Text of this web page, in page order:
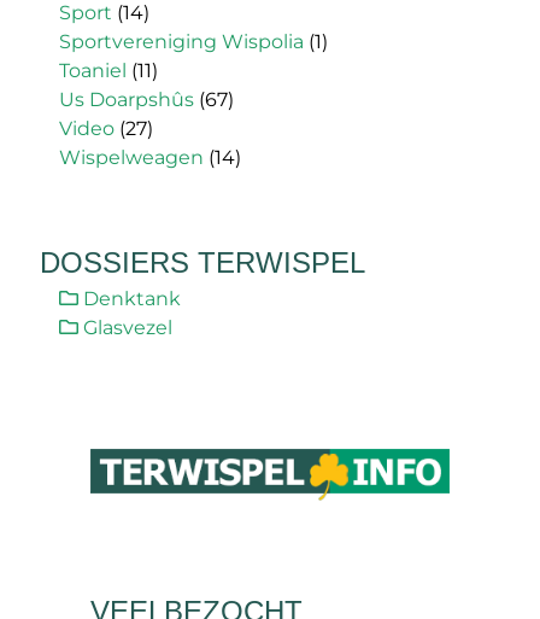
Sport (14)
Sportvereniging Wispolia (1)
Toaniel (11)
Us Doarpshûs (67)
Video (27)
Wispelweagen (14)
DOSSIERS TERWISPEL
Denktank
Glasvezel
VEELBEZOCHT